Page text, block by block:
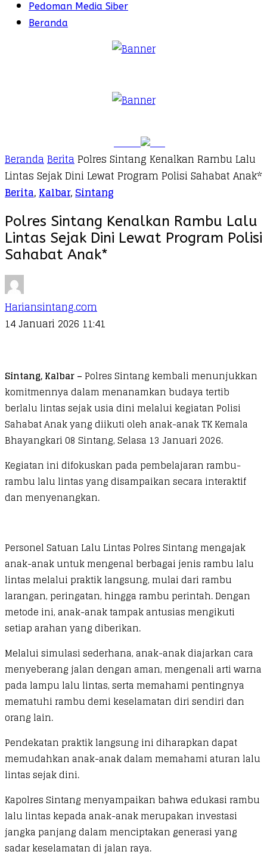
Pedoman Media Siber
Beranda
BerandaBeritaPolres Sintang Kenalkan Rambu Lalu
Lintas Sejak Dini Lewat Program Polisi Sahabat Anak*
Berita,Kalbar,Sintang
Polres Sintang Kenalkan Rambu Lalu
Lintas Sejak Dini Lewat Program Polisi
Sahabat Anak*
Hariansintang.com
14 Januari 2026 11:41
Sintang, Kalbar – Polres Sintang kembali menunjukkan
komitmennya dalam menanamkan budaya tertib
berlalu lintas sejak usia dini melalui kegiatan Polisi
Sahabat Anak yang diikuti oleh anak-anak TK Kemala
Bhayangkari 08 Sintang, Selasa 13 Januari 2026.
Kegiatan ini difokuskan pada pembelajaran rambu-
rambu lalu lintas yang disampaikan secara interaktif
dan menyenangkan.
Personel Satuan Lalu Lintas Polres Sintang mengajak
anak-anak untuk mengenal berbagai jenis rambu lalu
lintas melalui praktik langsung, mulai dari rambu
larangan, peringatan, hingga rambu perintah. Dengan
metode ini, anak-anak tampak antusias mengikuti
setiap arahan yang diberikan.
Melalui simulasi sederhana, anak-anak diajarkan cara
menyeberang jalan dengan aman, mengenali arti warna
pada lampu lalu lintas, serta memahami pentingnya
mematuhi rambu demi keselamatan diri sendiri dan
orang lain.
Pendekatan praktik langsung ini diharapkan dapat
memudahkan anak-anak dalam memahami aturan lalu
lintas sejak dini.
Kapolres Sintang menyampaikan bahwa edukasi rambu
lalu lintas kepada anak-anak merupakan investasi
jangka panjang dalam menciptakan generasi yang
sadar keselamatan di jalan raya.